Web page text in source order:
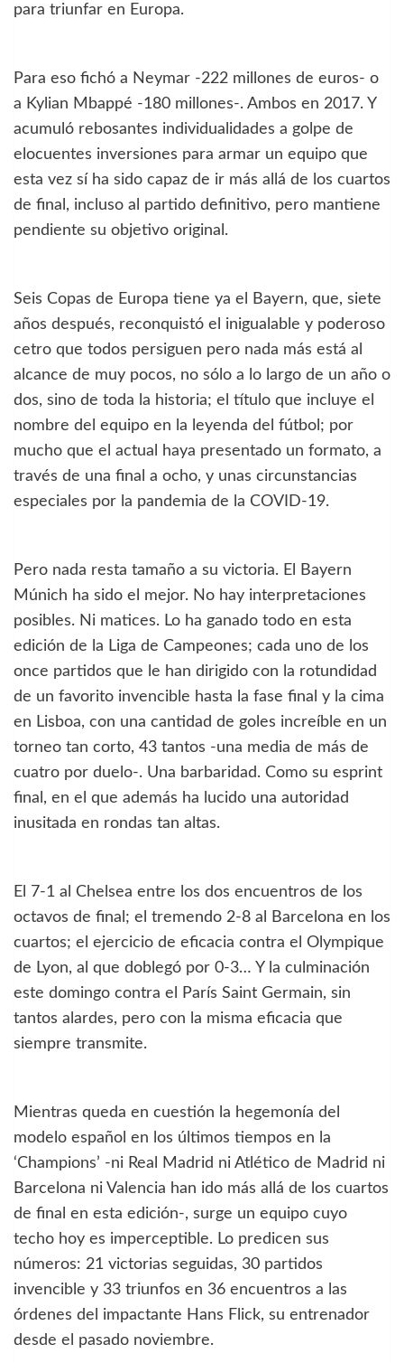
para triunfar en Europa.
Para eso fichó a Neymar -222 millones de euros- o
a Kylian Mbappé -180 millones-. Ambos en 2017. Y
acumuló rebosantes individualidades a golpe de
elocuentes inversiones para armar un equipo que
esta vez sí ha sido capaz de ir más allá de los cuartos
de final, incluso al partido definitivo, pero mantiene
pendiente su objetivo original.
Seis Copas de Europa tiene ya el Bayern, que, siete
años después, reconquistó el inigualable y poderoso
cetro que todos persiguen pero nada más está al
alcance de muy pocos, no sólo a lo largo de un año o
dos, sino de toda la historia; el título que incluye el
nombre del equipo en la leyenda del fútbol; por
mucho que el actual haya presentado un formato, a
través de una final a ocho, y unas circunstancias
especiales por la pandemia de la COVID-19.
Pero nada resta tamaño a su victoria. El Bayern
Múnich ha sido el mejor. No hay interpretaciones
posibles. Ni matices. Lo ha ganado todo en esta
edición de la Liga de Campeones; cada uno de los
once partidos que le han dirigido con la rotundidad
de un favorito invencible hasta la fase final y la cima
en Lisboa, con una cantidad de goles increíble en un
torneo tan corto, 43 tantos -una media de más de
cuatro por duelo-. Una barbaridad. Como su esprint
final, en el que además ha lucido una autoridad
inusitada en rondas tan altas.
El 7-1 al Chelsea entre los dos encuentros de los
octavos de final; el tremendo 2-8 al Barcelona en los
cuartos; el ejercicio de eficacia contra el Olympique
de Lyon, al que doblegó por 0-3… Y la culminación
este domingo contra el París Saint Germain, sin
tantos alardes, pero con la misma eficacia que
siempre transmite.
Mientras queda en cuestión la hegemonía del
modelo español en los últimos tiempos en la
‘Champions’ -ni Real Madrid ni Atlético de Madrid ni
Barcelona ni Valencia han ido más allá de los cuartos
de final en esta edición-, surge un equipo cuyo
techo hoy es imperceptible. Lo predicen sus
números: 21 victorias seguidas, 30 partidos
invencible y 33 triunfos en 36 encuentros a las
órdenes del impactante Hans Flick, su entrenador
desde el pasado noviembre.